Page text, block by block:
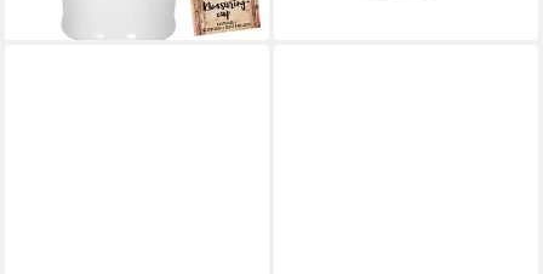
lieferbar - in 3-4 Werktagen bei dir